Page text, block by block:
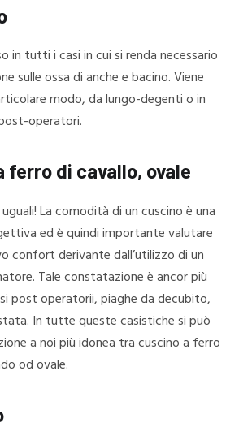
in tutti i casi in cui si renda necessario
sulle ossa di anche e bacino. Viene
modo, da lungo-degenti o in
operatori.
ferro di cavallo, ovale
La comodità di un cuscino è una
ed è quindi importante valutare
confort derivante dall’utilizzo di un
Tale constatazione è ancor più
post operatorii, piaghe da decubito,
In tutte queste casistiche si può
a noi più idonea tra cuscino a ferro
od ovale.